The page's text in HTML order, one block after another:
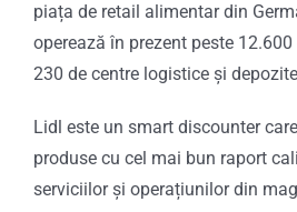
piața de retail alimentar din
operează în prezent peste
230 de centre logistice și
Lidl este un smart discounter
produse cu cel mai bun raport
serviciilor și operațiunilor din